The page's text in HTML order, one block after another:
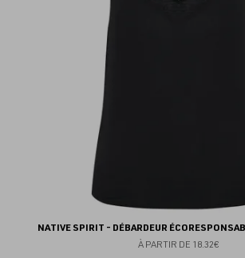
NATIVE SPIRIT - DÉBARDEUR
À PARTIR DE 18.32€